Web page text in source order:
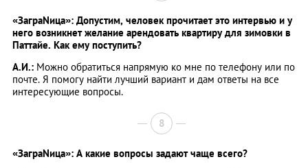
«ЗаграNица»: Допустим, человек прочитает это интервью и у
него возникнет желание арендовать квартиру для зимовки в
Паттайе. Как ему поступить?
А.И.: Можно обратиться напрямую ко мне по телефону или по
почте. Я помогу найти лучший вариант и дам ответы на все
интересующие вопросы.
8
«ЗаграNица»: А какие вопросы задают чаще всего?